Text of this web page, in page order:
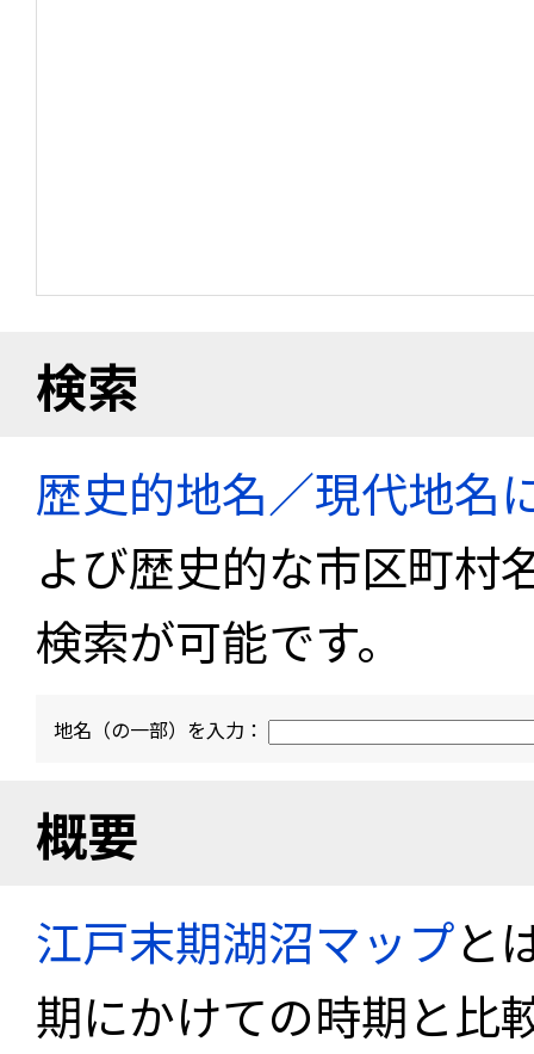
検索
歴史的地名／現代地名
よび歴史的な市区町村
検索が可能です。
地名（の一部）を入力：
概要
江戸末期湖沼マップと
期にかけての時期と比